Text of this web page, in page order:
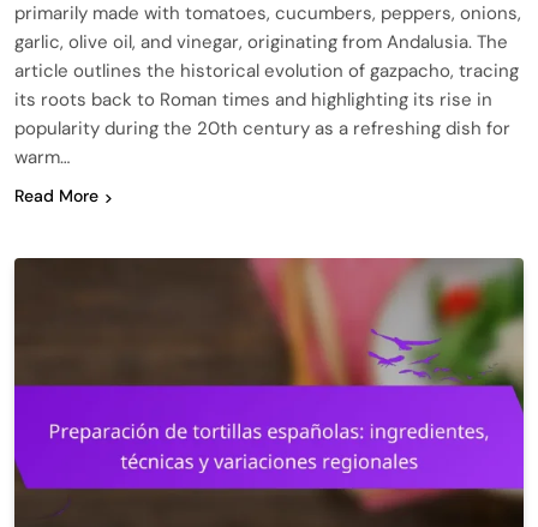
primarily made with tomatoes, cucumbers, peppers, onions,
garlic, olive oil, and vinegar, originating from Andalusia. The
article outlines the historical evolution of gazpacho, tracing
its roots back to Roman times and highlighting its rise in
popularity during the 20th century as a refreshing dish for
warm…
Read More